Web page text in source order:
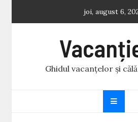
joi, august 6,
Ghidul vacanțelor și